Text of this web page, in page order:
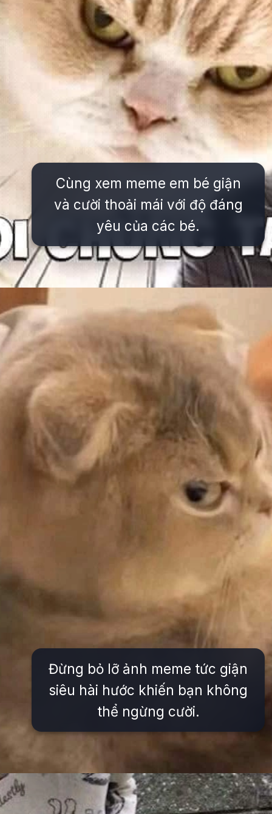
Cùng xem meme em bé giận
và cười thoải mái với độ đáng
yêu của các bé.
Đang mở https://issiloo.edu.vn/gian-meme
Đừng bỏ lỡ ảnh meme tức giận
siêu hài hước khiến bạn không
thể ngừng cười.
https://issiloo.edu.vn/gian-meme